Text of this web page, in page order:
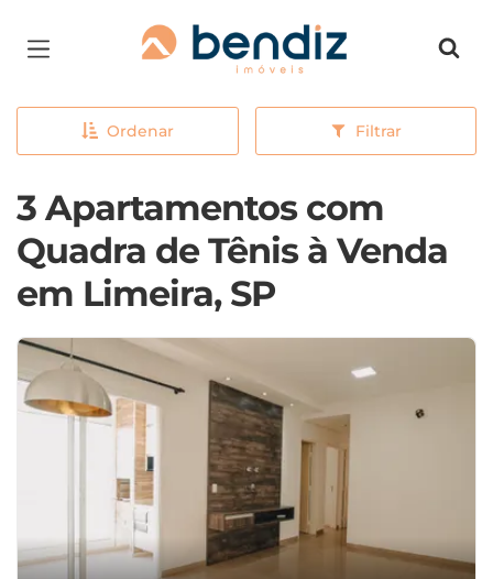
Página inicial
Ordenar Filtrar
3 Apartamentos com
Quadra de Tênis à Venda
em Limeira, SP